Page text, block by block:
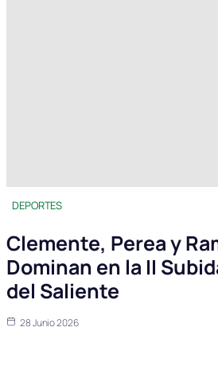
DEPORTES
Clemente, Perea y
Dominan en la II
del Saliente
28 Junio 2026